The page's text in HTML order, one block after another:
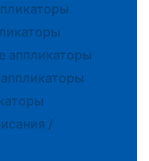
аппликаторы
/